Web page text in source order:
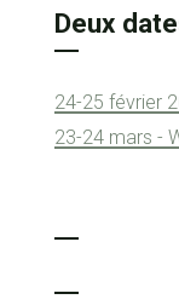
Deux
24-25 février
23-24 mars -